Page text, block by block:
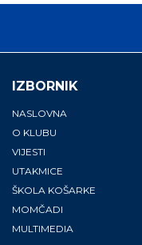
IZBORNIK
NASLOVNA
O KLUBU
VIJESTI
UTAKMICE
ŠKOLA KOŠARKE
MOMČADI
MULTIMEDIA